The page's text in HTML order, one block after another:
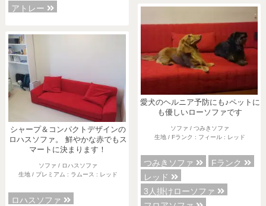
アトレー
シャープ＆コンパクトデザインの
ロハスソファ。 鮮やかな赤でもス
マートに決まります！
ソファ / ロハスソファ
生地 / プレミアム : ラムース : レッド
ロハスソファ
愛犬のヘルニア予防にも♪ペットに
も優しいローソファです
ソファ / つみきソファ
生地 / Fランク : フィール : レッド
つみきソファ
Fランク
レッド
3人掛けローソファ